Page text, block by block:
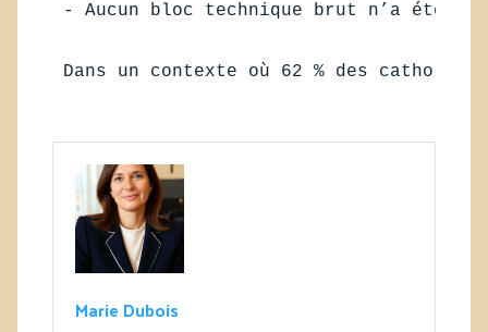
- Aucun bloc technique brut n’a été
Dans un contexte où 62 % des
Marie Dubois